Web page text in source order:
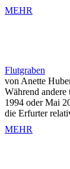
MEHR
Flutgraben
von Anette
Während
1994 oder Mai
die Erfurter
MEHR